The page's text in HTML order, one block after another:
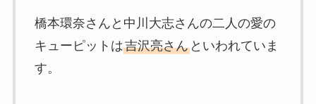
橋本環奈さんと中川大志さんの二人の愛の
キューピットは吉沢亮さんといわれていま
す。